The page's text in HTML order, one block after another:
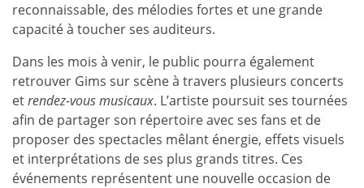
reconnaissable, des mélodies fortes et une grande
capacité à toucher ses auditeurs.
Dans les mois à venir, le public pourra également
retrouver Gims sur scène à travers plusieurs concerts
etrendez-vous musicaux. L’artiste poursuit ses tournées
afin de partager son répertoire avec ses fans et de
proposer des spectacles mêlant énergie, effets visuels
et interprétations de ses plus grands titres. Ces
événements représentent une nouvelle occasion de